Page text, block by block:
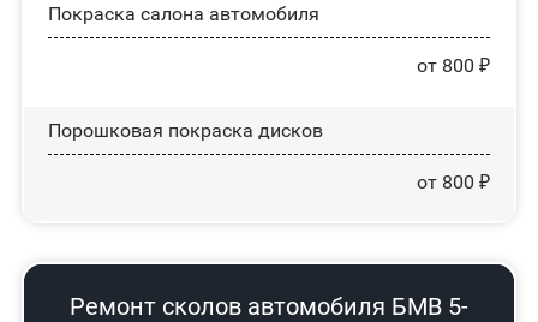
Покраска салона автомобиля
от 800 ₽
Порошковая покраска дисков
от 800 ₽
Ремонт сколов автомобиля БМВ 5-